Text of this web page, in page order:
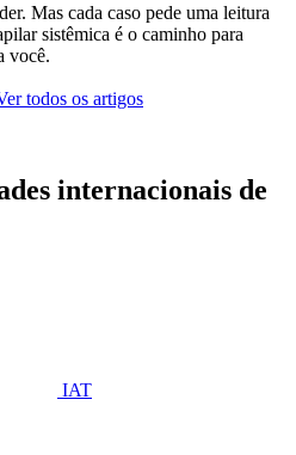
Mas cada caso pede uma leitura
sistêmica é o caminho para
você.
todos os artigos
internacionais de
IAT